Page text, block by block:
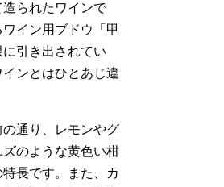
られたワインで
イン用ブドウ「甲
引き出されてい
ンとはひとあじ違
の通り、レモンやグ
のような黄色い柑
長です。また、カ